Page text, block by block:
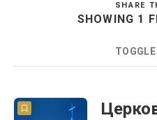
SHARE
SHOWING 1
COUNT 20